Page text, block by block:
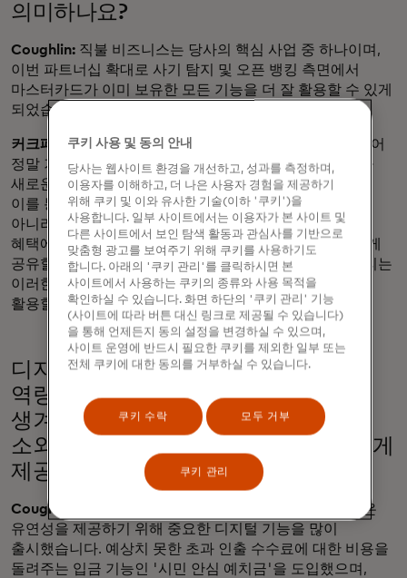
의미하나요?
Coughlin: 직불 비즈니스는 당사의 핵심 사업 중 하나이며,
이번 파트너십 확대로 사기 탐지 및 오픈 뱅킹 측면에서
마스터카드가 이미 보유한 모든 기능을 더 잘 활용할 수 있게
되었습니다.
커크패트릭입니다:저희는 오픈 뱅킹 기능을 제공하게 되어
정말 기쁩니다. 수년 동안 저희는 핵심 비즈니스의 역량을
새로운 영역으로 확장하기 위한 방법에 투자해 왔습니다.
이를 통해 개인과 기업은 간편한 계좌 개설부터 카드뿐만
아니라 은행 내 관계를 성장시키는 데 도움이 되는 맞춤형
혜택에 이르기까지 다양한 혜택을 위해 데이터를 안전하게
공유할 수 있습니다. 이는 우리만의 고유한 특징이며, 우리는
이러한 역량을 시민 및 고객과 함께 혁신적인 방식으로
활용할 수 있기를 기대합니다.
디지털로의 전환이 가속화되면서 금융
역량 강화를 위한 더 많은 기회가
생겨났으며, 공식 금융 시스템에서
소외된 커뮤니티에 이러한 기회를 어떻게
제공하고 있나요?
Coughlin:
저희는 제품을 더 단순화하고 고객에게 더 많은
유연성을 제공하기 위해 중요한 디지털 기능을 많이
출시했습니다. 예상치 못한 초과 인출 수수료에 대한 비용을
돌려주는 입금 기능인 '시민 안심 예치금'을 도입했으며,
쿠키 사용 및 동의 안내
당사는 웹사이트 환경을 개선하고, 성과를 측정하며,
이용자를 이해하고, 더 나은 사용자 경험을 제공하기
위해 쿠키 및 이와 유사한 기술(이하 '쿠키')을
사용합니다. 일부 사이트에서는 이용자가 본 사이트 및
다른 사이트에서 보인 탐색 활동과 관심사를 기반으로
맞춤형 광고를 보여주기 위해 쿠키를 사용하기도
합니다. 아래의 '쿠키 관리'를 클릭하시면 본
사이트에서 사용하는 쿠키의 종류와 사용 목적을
확인하실 수 있습니다. 화면 하단의 '쿠키 관리' 기능
(사이트에 따라 버튼 대신 링크로 제공될 수 있습니다)
을 통해 언제든지 동의 설정을 변경하실 수 있으며,
사이트 운영에 반드시 필요한 쿠키를 제외한 일부 또는
전체 쿠키에 대한 동의를 거부하실 수 있습니다.
쿠키 수락 모두 거부
쿠키 관리